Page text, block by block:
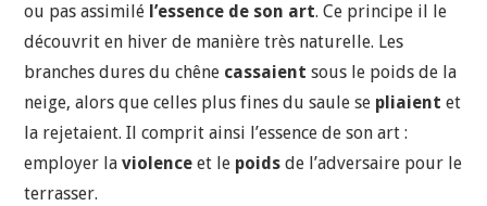
ou pas assimilé l’essence de son art. Ce principe il le
découvrit en hiver de manière très naturelle. Les
branches dures du chêne cassaient sous le poids de la
neige, alors que celles plus fines du saule se pliaient et
la rejetaient. Il comprit ainsi l’essence de son art :
employer laviolence et le poids de l’adversaire pour le
terrasser.